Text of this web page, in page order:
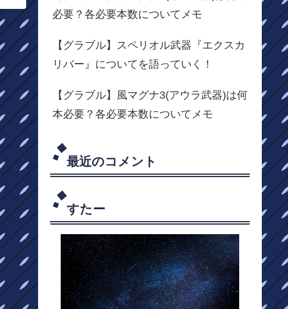
必要？各必要本数についてメモ
【グラブル】スペリオル武器『エクスカ
リバー』についてを語っていく！
【グラブル】風マグナ3(アウラ武器)は何
本必要？各必要本数についてメモ
最近のコメント
すたー